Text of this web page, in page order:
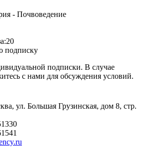
- Почвоведение
20
подписку
подписки. В случае
с нами для обсуждения условий.
ул. Большая Грузинская, дом 8, стр.